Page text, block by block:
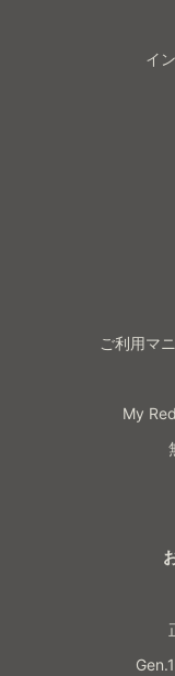
イ
ご利用マ
My